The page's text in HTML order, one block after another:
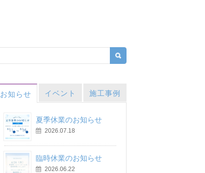
お知らせ イベント 施工事例
夏季休業のお知らせ
2026.07.18
臨時休業のお知らせ
2026.06.22